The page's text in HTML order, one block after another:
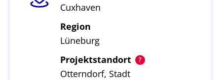
Cuxhaven
Region
Lüneburg
Projektstandort
Otterndorf, Stadt